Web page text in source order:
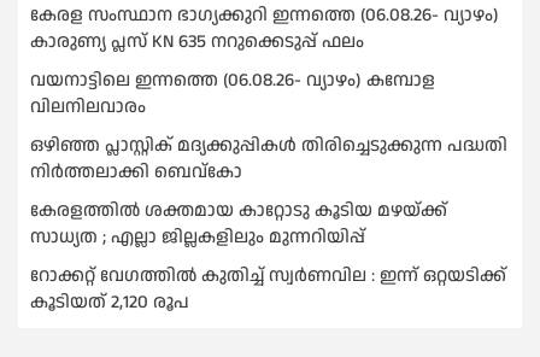
കേരള സംസ്ഥാന ഭാഗ്യക്കുറി ഇന്നത്തെ (06.08.26- വ്യാഴം)
കാരുണ്യ പ്ലസ് KN 635 നറുക്കെടുപ്പ് ഫലം
വയനാട്ടിലെ ഇന്നത്തെ (06.08.26- വ്യാഴം) കമ്പോള
വിലനിലവാരം
ഒഴിഞ്ഞ പ്ലാസ്റ്റിക് മദ്യക്കുപ്പികള്‍ തിരിച്ചെടുക്കുന്ന പദ്ധതി
നിര്‍ത്തലാക്കി ബെവ്കോ
കേരളത്തിൽ ശക്തമായ കാറ്റോടു കൂടിയ മഴയ്ക്ക്
സാധ്യത ; എല്ലാ ജില്ലകളിലും മുന്നറിയിപ്പ്
റോക്കറ്റ് വേഗത്തില്‍ കുതിച്ച് സ്വര്‍ണവില : ഇന്ന് ഒറ്റയടിക്ക്
കൂടിയത് 2,120 രൂപ